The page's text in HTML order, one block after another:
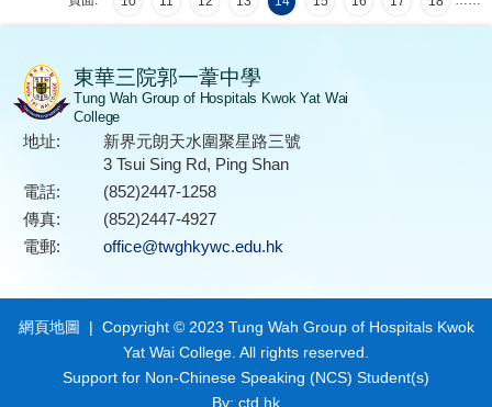
東華三院郭一葦中學
Tung Wah Group of Hospitals Kwok Yat Wai
College
地址:
新界元朗天水圍聚星路三號
3 Tsui Sing Rd, Ping Shan
電話:
(852)2447-1258
傳真:
(852)2447-4927
電郵:
office@twghkywc.edu.hk
網頁地圖 | Copyright © 2023 Tung Wah Group of Hospitals Kwok
Yat Wai College. All rights reserved.
Support for Non-Chinese Speaking (NCS) Student(s)
By: ctd.hk